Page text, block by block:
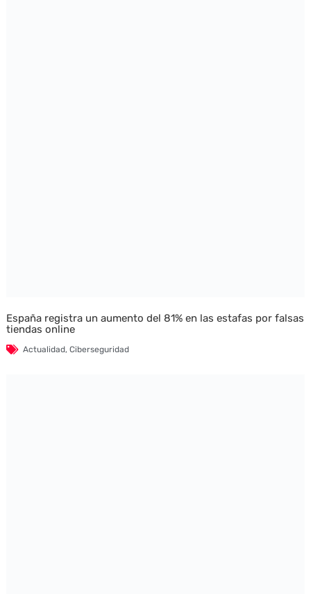
España registra un aumento del 81% en las estafas por falsas
tiendas online
Actualidad, Ciberseguridad